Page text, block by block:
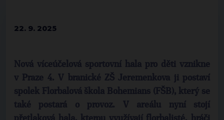
22. 9. 2025
Nová víceúčelová sportovní hala pro děti vznikne
v Praze 4. V branické ZŠ Jeremenkova ji postaví
spolek Florbalová škola Bohemians (FŠB), který se
také postará o provoz. V areálu nyní stojí